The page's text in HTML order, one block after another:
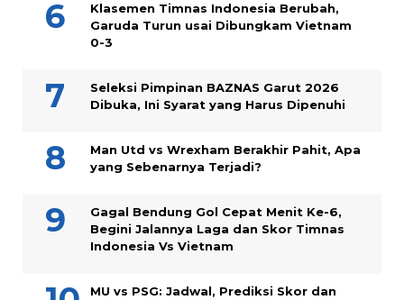
Klasemen Timnas Indonesia Berubah,
Garuda Turun usai Dibungkam Vietnam
0-3
Seleksi Pimpinan BAZNAS Garut 2026
Dibuka, Ini Syarat yang Harus Dipenuhi
Man Utd vs Wrexham Berakhir Pahit, Apa
yang Sebenarnya Terjadi?
Gagal Bendung Gol Cepat Menit Ke-6,
Begini Jalannya Laga dan Skor Timnas
Indonesia Vs Vietnam
MU vs PSG: Jadwal, Prediksi Skor dan